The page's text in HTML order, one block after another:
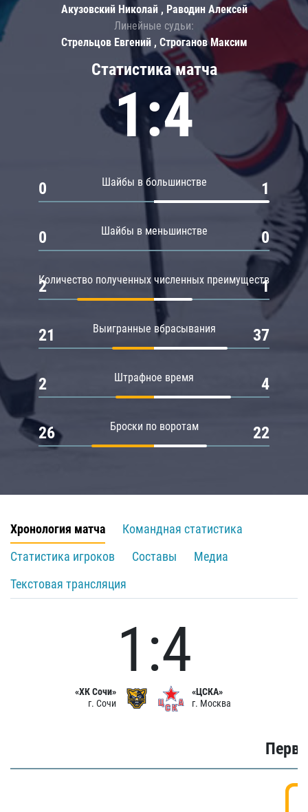
Статистика матча
1:4
Шайбы в большинстве
0 1
Шайбы в меньшинстве
0 0
Количество полученных численных преимуществ
2 1
Выигранные вбрасывания
21 37
Штрафное время
2 4
Броски по воротам
26 22
Акузовский Николай , Раводин Алексей
Линейные судьи:
Стрельцов Евгений , Строганов Максим
Хронология матча
Командная статистика
Статистика игроков
Составы
Медиа
Текстовая трансляция
«ХК Сочи»
г. Сочи
1:4
«ЦСКА»
г. Москва